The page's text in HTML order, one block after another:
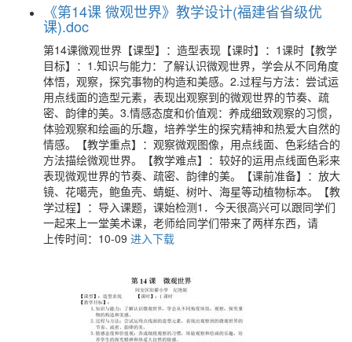
《第14课 微观世界》教学设计(福建省省级优
课).doc
第14课微观世界【课型】：造型表现【课时】：1课时【教学
目标】：1.知识与能力：了解认识微观世界，学会从不同角度
体悟，观察，探究事物的构造和美感。2.过程与方法：尝试运
用点线面的造型元素，表现出观察到的微观世界的节奏、疏
密、韵律的美。3.情感态度和价值观：养成细致观察的习惯，
体验观察和绘画的乐趣，培养学生的探究精神和热爱大自然的
情感。【教学重点】：观察微观图像，用点线面、色彩结合的
方法描绘微观世界。【教学难点】：较好的运用点线面色彩来
表现微观世界的节奏、疏密、韵律的美。【课前准备】：放大
镜、花噶壳，鲍鱼壳、蜻蜓、树叶、海星等动植物标本。【教
学过程】：导入课题，课始检测1．今天很高兴可以跟同学们
一起来上一堂美术课，老师给同学们带来了两样东西，请
上传时间：10-09 进入下载